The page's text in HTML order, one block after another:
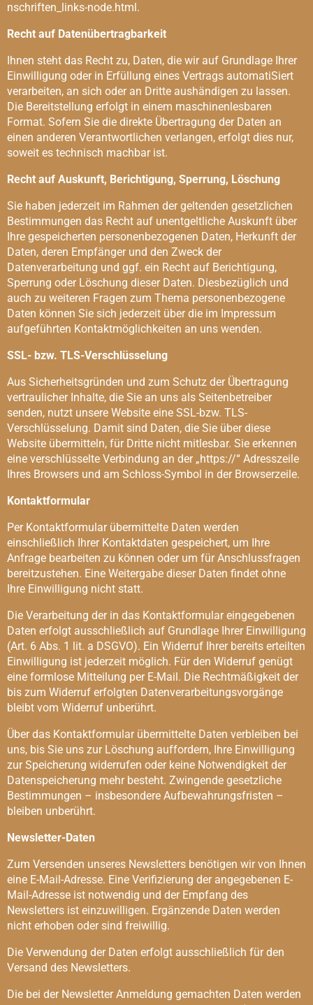
nschriften_links-node.html.
Recht auf Datenübertragbarkeit
Ihnen steht das Recht zu, Daten, die wir auf Grundlage Ihrer
Einwilligung oder in Erfüllung eines Vertrags automatiSiert
verarbeiten, an sich oder an Dritte aushändigen zu lassen.
Die Bereitstellung erfolgt in einem maschinenlesbaren
Format. Sofern Sie die direkte Übertragung der Daten an
einen anderen Verantwortlichen verlangen, erfolgt dies nur,
soweit es technisch machbar ist.
Recht auf Auskunft, Berichtigung, Sperrung, Löschung
Sie haben jederzeit im Rahmen der geltenden gesetzlichen
Bestimmungen das Recht auf unentgeltliche Auskunft über
Ihre gespeicherten personenbezogenen Daten, Herkunft der
Daten, deren Empfänger und den Zweck der
Datenverarbeitung und ggf. ein Recht auf Berichtigung,
Sperrung oder Löschung dieser Daten. Diesbezüglich und
auch zu weiteren Fragen zum Thema personenbezogene
Daten können Sie sich jederzeit über die im Impressum
aufgeführten Kontaktmöglichkeiten an uns wenden.
SSL- bzw. TLS-Verschlüsselung
Aus Sicherheitsgründen und zum Schutz der Übertragung
vertraulicher Inhalte, die Sie an uns als Seitenbetreiber
senden, nutzt unsere Website eine SSL-bzw. TLS-
Verschlüsselung. Damit sind Daten, die Sie über diese
Website übermitteln, für Dritte nicht mitlesbar. Sie erkennen
eine verschlüsselte Verbindung an der „https://“ Adresszeile
Ihres Browsers und am Schloss-Symbol in der Browserzeile.
Kontaktformular
Per Kontaktformular übermittelte Daten werden
einschließlich Ihrer Kontaktdaten gespeichert, um Ihre
Anfrage bearbeiten zu können oder um für Anschlussfragen
bereitzustehen. Eine Weitergabe dieser Daten findet ohne
Ihre Einwilligung nicht statt.
Die Verarbeitung der in das Kontaktformular eingegebenen
Daten erfolgt ausschließlich auf Grundlage Ihrer Einwilligung
(Art. 6 Abs. 1 lit. a DSGVO). Ein Widerruf Ihrer bereits erteilten
Einwilligung ist jederzeit möglich. Für den Widerruf genügt
eine formlose Mitteilung per E-Mail. Die Rechtmäßigkeit der
bis zum Widerruf erfolgten Datenverarbeitungsvorgänge
bleibt vom Widerruf unberührt.
Über das Kontaktformular übermittelte Daten verbleiben bei
uns, bis Sie uns zur Löschung auffordern, Ihre Einwilligung
zur Speicherung widerrufen oder keine Notwendigkeit der
Datenspeicherung mehr besteht. Zwingende gesetzliche
Bestimmungen – insbesondere Aufbewahrungsfristen –
bleiben unberührt.
Newsletter-Daten
Zum Versenden unseres Newsletters benötigen wir von Ihnen
eine E-Mail-Adresse. Eine Verifizierung der angegebenen E-
Mail-Adresse ist notwendig und der Empfang des
Newsletters ist einzuwilligen. Ergänzende Daten werden
nicht erhoben oder sind freiwillig.
Die Verwendung der Daten erfolgt ausschließlich für den
Versand des Newsletters.
Die bei der Newsletter Anmeldung gemachten Daten werden